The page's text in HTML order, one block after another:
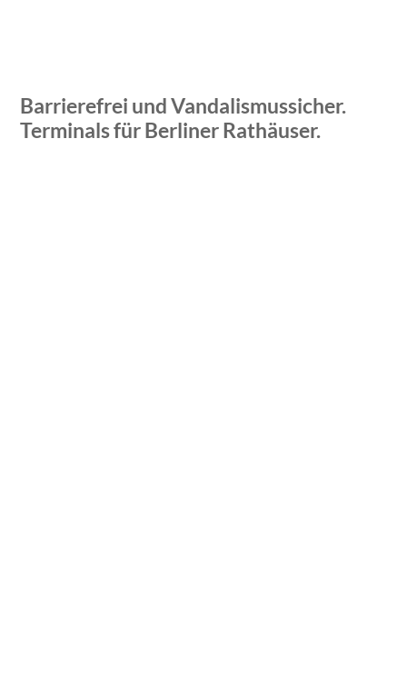
Barrierefrei und Vandalismussicher.
Terminals für Berliner Rathäuser.